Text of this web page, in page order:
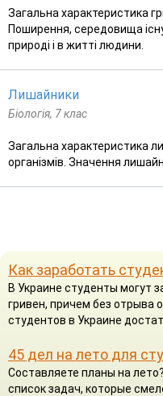
Загальна характеристика
Поширення, середовища
природі і в житті людини.
Лишайники
Біологія, 7 клас
Загальна характеристика
організмів. Значення
Как заработать
В Украине студенты могут
гривен, причем без отрыва
студентов в Украине
45 дел на лето для
Составляете планы на
список задач, которые